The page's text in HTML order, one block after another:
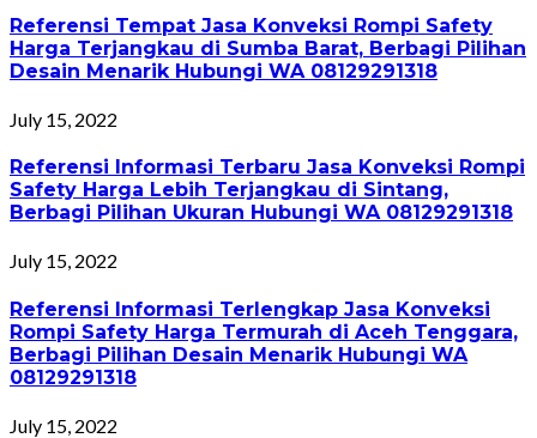
Referensi Tempat Jasa Konveksi Rompi Safety
Harga Terjangkau di Sumba Barat, Berbagi Pilihan
Desain Menarik Hubungi WA 08129291318
July 15, 2022
Referensi Informasi Terbaru Jasa Konveksi Rompi
Safety Harga Lebih Terjangkau di Sintang,
Berbagi Pilihan Ukuran Hubungi WA 08129291318
July 15, 2022
Referensi Informasi Terlengkap Jasa Konveksi
Rompi Safety Harga Termurah di Aceh Tenggara,
Berbagi Pilihan Desain Menarik Hubungi WA
08129291318
July 15, 2022